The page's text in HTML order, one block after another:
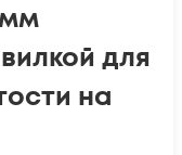
для
на